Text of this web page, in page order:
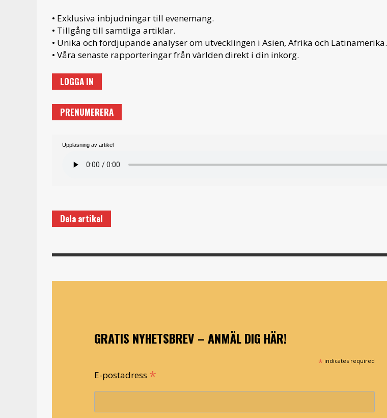
• Exklusiva inbjudningar till evenemang.
• Tillgång till samtliga artiklar.
• Unika och fördjupande analyser om utvecklingen i Asien, Afrika och Latinamerika.
• Våra senaste rapporteringar från världen direkt i din inkorg.
LOGGA IN
PRENUMERERA
Uppläsning av artikel
Dela artikel
GRATIS NYHETSBREV – ANMÄL DIG HÄR!
* indicates required
E-postadress *